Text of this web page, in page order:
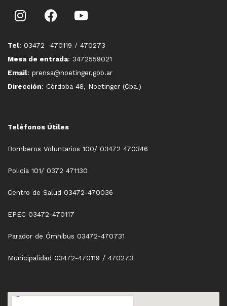
Tel: 03472 -470119 / 470273
Mesa de entrada: 3472559021
Email: prensa@noetinger.gob.ar
Dirección: Córdoba 48, Noetinger (Cba.)
Teléfonos Útiles
Bomberos Voluntarios 100/ 03472 470346
Policía 101/ 0372 471130
Centro de Salud 03472-470036
EPEC 03472-470117
Parador de Ómnibus 03472-470731
Municipalidad 03472-470119 / 470273